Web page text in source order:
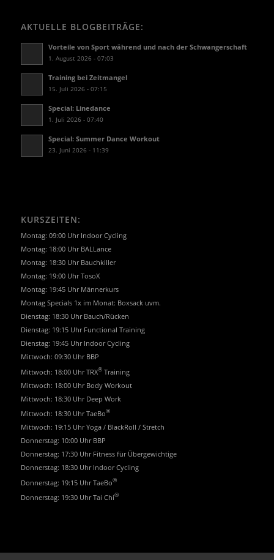
AKTUELLE BLOGBEITRÄGE:
Vorteile von Sport während und nach der Schwangerschaft
1. August 2026 - 07:03
Training bei Zeitmangel
15. Juli 2026 - 07:15
Special: Linedance
1. Juli 2026 - 07:40
Special: Summer Dance Workout
23. Juni 2026 - 11:39
KURSZEITEN:
Montag: 09:00 Uhr Indoor Cycling
Montag: 18:00 Uhr BALLance
Montag: 18:30 Uhr Bauchkiller
Montag: 19:00 Uhr TosoX
Montag: 19:45 Uhr Männerkurs
Montag Specials 1x im Monat: Boxsack uvm.
Dienstag: 18:30 Uhr Bauch/Rücken
Dienstag: 19:15 Uhr Functional Training
Dienstag: 19:45 Uhr Indoor Cycling
Mittwoch: 09:30 Uhr BBP
Mittwoch: 18:00 Uhr TRX®Training
Mittwoch: 18:00 Uhr Body Workout
Mittwoch: 18:30 Uhr Deep Work
Mittwoch: 18:30 Uhr TaeBo®
Mittwoch: 19:15 Uhr Yoga / BlackRoll / Stretch
Donnerstag: 10:00 Uhr BBP
Donnerstag: 17:30 Uhr Fitness für Übergewichtige
Donnerstag: 18:30 Uhr Indoor Cycling
Donnerstag: 19:15 Uhr TaeBo®
Donnerstag: 19:30 Uhr Tai Chi®